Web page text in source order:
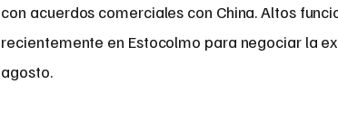
con acuerdos comerciales con China. Altos
recientemente en Estocolmo para negociar la
agosto.